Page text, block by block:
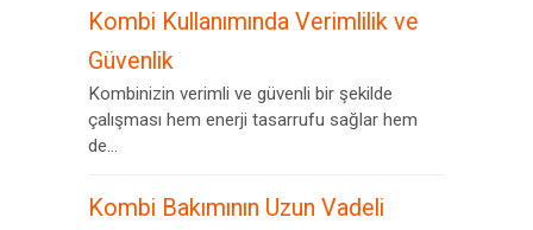
Kombi Kullanımında Verimlilik ve
Güvenlik
Kombinizin verimli ve güvenli bir şekilde
çalışması hem enerji tasarrufu sağlar hem
de...
Kombi Bakımının Uzun Vadeli